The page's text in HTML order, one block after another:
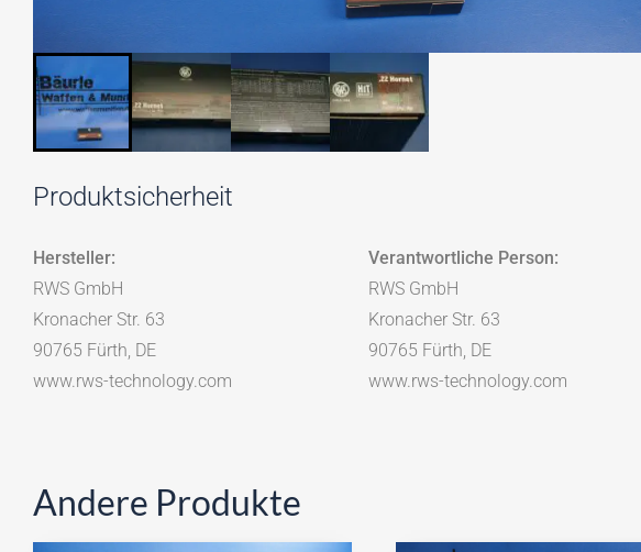
Produktsicherheit
Hersteller:
RWS GmbH
Kronacher Str. 63
90765 Fürth, DE
www.rws-technology.com
Verantwortliche Person:
RWS GmbH
Kronacher Str. 63
90765 Fürth, DE
www.rws-technology.com
Andere Produkte